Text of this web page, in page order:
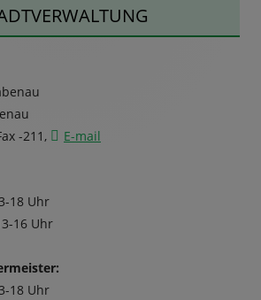
-211,
E-mail
18 Uhr
16 Uhr
18 Uhr